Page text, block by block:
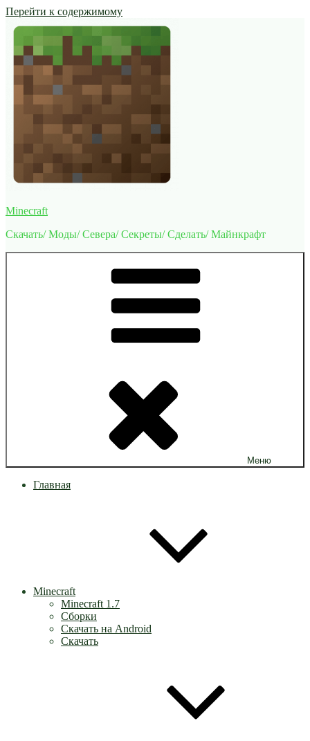
Перейти к содержимому
Minecraft
Скачать/ Моды/ Севера/ Секреты/ Сделать/ Майнкрафт
Меню
Главная
Minecraft
Minecraft 1.7
Сборки
Скачать на Android
Скачать